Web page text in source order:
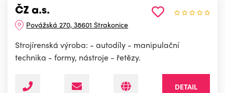
ČZ a.s.
Povážská 270, 38601 Strakonice
Strojírenská výroba: - autodíly - manipulační
technika - formy, nástroje - řetězy.
DETAIL